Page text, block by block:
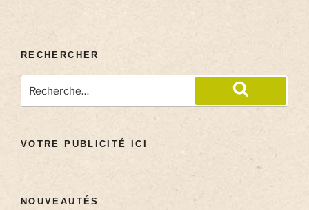
RECHERCHER
VOTRE PUBLICITÉ ICI
NOUVEAUTÉS